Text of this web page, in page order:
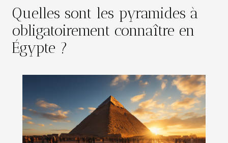
Quelles sont les pyramides à
obligatoirement connaître en
Égypte ?